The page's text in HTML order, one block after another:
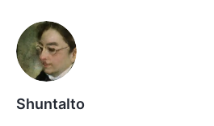
ShuntaIto